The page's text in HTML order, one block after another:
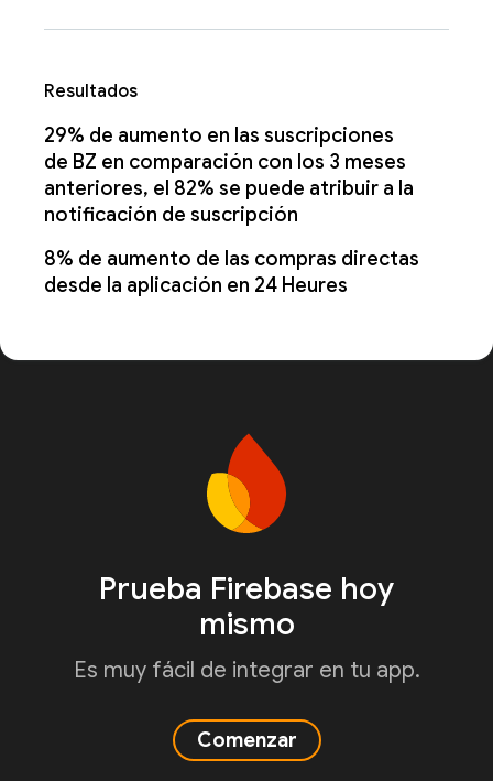
Resultados
29% de aumento en las suscripciones
de BZ en comparación con los 3 meses
anteriores, el 82% se puede atribuir a la
notificación de suscripción
8% de aumento de las compras directas
desde la aplicación en 24 Heures
Prueba Firebase hoy
mismo
Es muy fácil de integrar en tu app.
Comenzar